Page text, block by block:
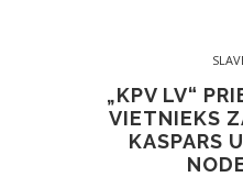
„KPV LV“
VIETNIEKS
KASPARS